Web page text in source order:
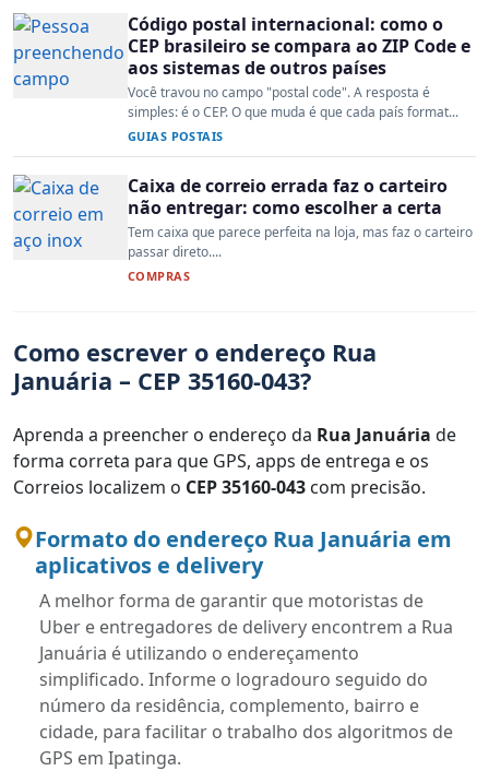
Código postal internacional: como o
CEP brasileiro se compara ao ZIP Code e
aos sistemas de outros países
Você travou no campo "postal code". A resposta é
simples: é o CEP. O que muda é que cada país format...
GUIAS POSTAIS
Caixa de correio errada faz o carteiro
não entregar: como escolher a certa
Tem caixa que parece perfeita na loja, mas faz o carteiro
passar direto....
COMPRAS
Como escrever o endereço Rua
Januária – CEP 35160-043?
Aprenda a preencher o endereço da Rua Januária de
forma correta para que GPS, apps de entrega e os
Correios localizem o CEP 35160-043 com precisão.
Formato do endereço Rua Januária em
aplicativos e delivery
A melhor forma de garantir que motoristas de
Uber e entregadores de delivery encontrem a Rua
Januária é utilizando o endereçamento
simplificado. Informe o logradouro seguido do
número da residência, complemento, bairro e
cidade, para facilitar o trabalho dos algoritmos de
GPS em Ipatinga.